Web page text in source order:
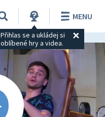
Přihlas se a ukládej si
oblíbené hry a videa.
MENU